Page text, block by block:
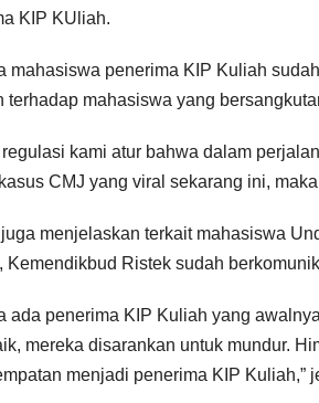
KIP KUliah.
mahasiswa penerima KIP Kuliah
terhadap mahasiswa yang
regulasi kami atur bahwa dalam
CMJ yang viral sekarang ini,
menjelaskan terkait mahasiswa
Kemendikbud Ristek sudah
ada penerima KIP Kuliah yang
mereka disarankan untuk mundur.
menjadi penerima KIP Kuliah,”